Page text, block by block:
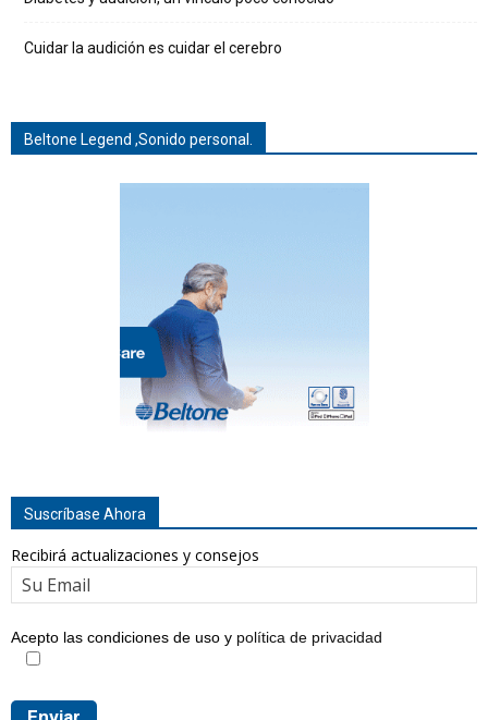
Cuidar la audición es cuidar el cerebro
Beltone Legend ,Sonido personal.
Suscríbase Ahora
Recibirá actualizaciones y consejos
Acepto las condiciones de uso y política de privacidad